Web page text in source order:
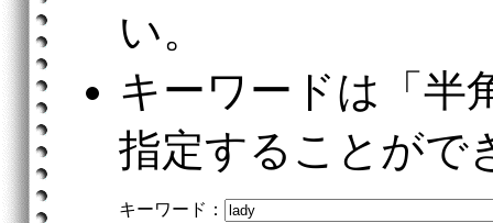
い。
キーワードは「半
指定することがで
キーワード：